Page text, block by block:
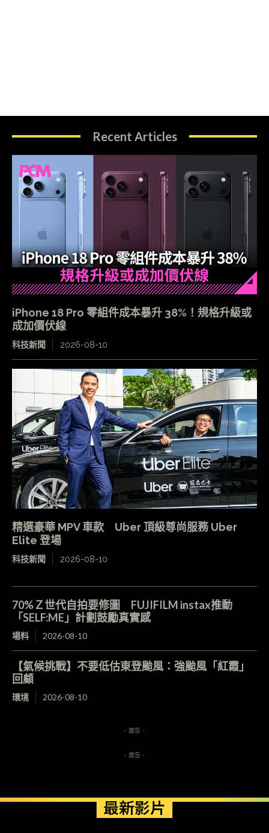
Recent Articles
iPhone 18 Pro 零組件成本暴升 38%！規格升級或
成加價伏線
科技新聞 2026-08-10
精選豪華 MPV 車款 Uber 頂級尊尚服務 Uber
Elite 登場
科技新聞 2026-08-10
70%Ｚ世代自拍要修圖 FUJIFILM instax推動
「SELF:ME」計劃鼓勵真實感
場料 2026-08-10
【氣候挑戰】不要低估東登颱風：強颱風「紅霞」
回顧
環境 2026-08-10
- 廣告 -
- 廣告 -
最新影片